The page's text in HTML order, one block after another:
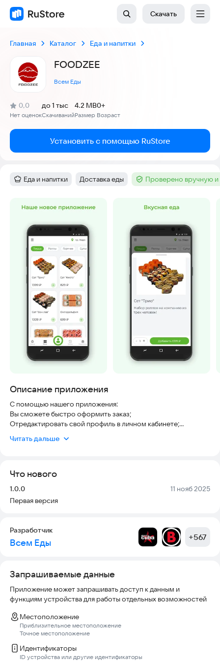
Скачать
Главная Каталог Еда и напитки
FOODZEE
Всем Еды
Рейтинг:
0,0
(
Нет оценок
)
Скачиваний
до 1 тыс
Размер
4.2 MB
Возраст
0+
Установить с помощью RuStore
Категория:
Еда и напитки Тег:
Доставка еды Тег :Проверено вручную
Скриншоты
Описание приложения
С помощью нашего приложения:
Вы сможете быстро оформить заказ;
Отредактировать свой профиль в личном кабинете;
Получать информацию о проводимых акциях и самых
Читать дальше
Что нового
Версия:
1.0.0 Дата:
11 нояб 2025
Первая версия
Разработчик
Всем Еды +567
Запрашиваемые данные
Приложение может запрашивать доступ к данным и
функциям устройства для работы отдельных возможностей
Местоположение
Приблизительное местоположение
Точное местоположение
Идентификаторы
ID устройства или другие идентификаторы